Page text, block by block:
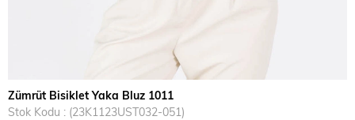
Zümrüt Bisiklet Yaka Bluz 1011
Stok Kodu
(23K1123UST032-051)